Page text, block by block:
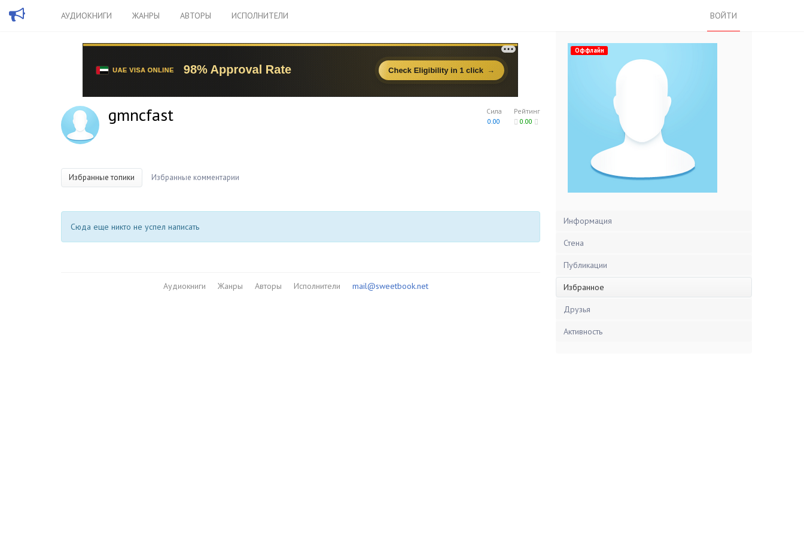
АУДИОКНИГИ ЖАНРЫ АВТОРЫ ИСПОЛНИТЕЛИ ВОЙТИ
Рейтинг
0.00
Сила
0.00
gmncfast
Избранные топики Избранные комментарии
Сюда еще никто не успел написать
Аудиокниги Жанры Авторы Исполнители mail@sweetbook.net
Оффлайн
Информация
Стена
Публикации
Избранное
Друзья
Активность